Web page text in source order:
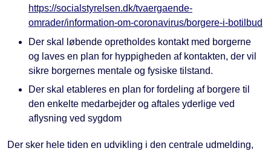
https://socialstyrelsen.dk/tvaergaende-
omrader/information-om-coronavirus/borgere-i-botilbud
Der skal løbende opretholdes kontakt med borgerne
og laves en plan for hyppigheden af kontakten, der vil
sikre borgernes mentale og fysiske tilstand.
Der skal etableres en plan for fordeling af borgere til
den enkelte medarbejder og aftales yderlige ved
aflysning ved sygdom
Der sker hele tiden en udvikling i den centrale udmelding,